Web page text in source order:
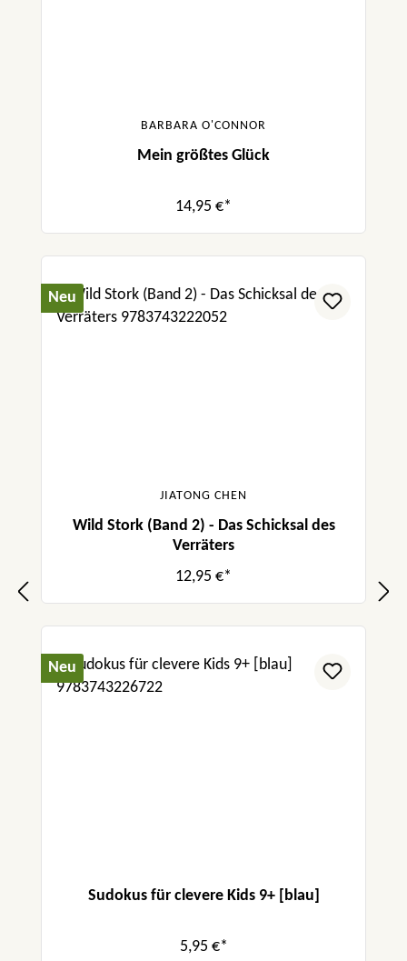
BARBARA O'CONNOR
Mein größtes Glück
14,95 €*
Neu
JIATONG CHEN
Wild Stork (Band 2) - Das Schicksal des
Verräters
12,95 €*
Neu
Sudokus für clevere Kids 9+ [blau]
5,95 €*